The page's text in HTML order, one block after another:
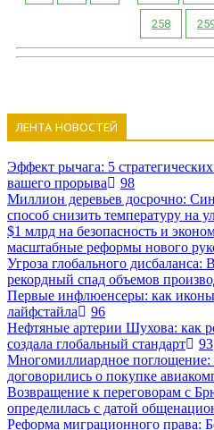
258
ЛЕНТА НОВОСТЕЙ
Эффект рычага: 5
вашего прорыва
98
Миллион деревьев досрочно:
способ снизить температуру на
$1 млрд на безопасность и
масштабные реформы нового
Угроза глобального дисбаланса:
рекордный спад объемов
Первые инфлюенсеры: как иконы
лайфстайла
96
Нефтяные артерии Шухова: как
создала глобальный стандарт
93
Многомиллиардное
договорились о покупке
Возвращение к переговорам с
определилась с датой
Реформа миграционного права: